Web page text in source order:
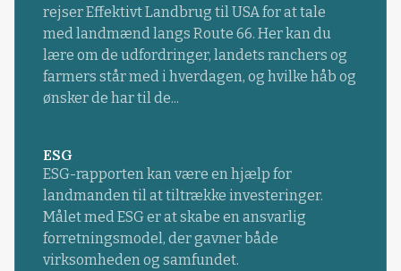
rejser Effektivt Landbrug til USA for at tale
med landmænd langs Route 66. Her kan du
lære om de udfordringer, landets ranchers og
farmers står med i hverdagen, og hvilke håb og
ønsker de har til de...
ESG
ESG-rapporten kan være en hjælp for
landmanden til at tiltrække investeringer.
Målet med ESG er at skabe en ansvarlig
forretningsmodel, der gavner både
virksomheden og samfundet.